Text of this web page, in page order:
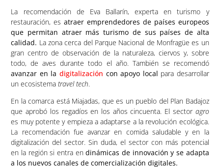
La recomendación de Eva Ballarín, experta en turismo y
restauración, esatraer emprendedores de países europeos
que permitan atraer más turismo de sus países de alta
calidad. La zona cerca del Parque Nacional de Monfragüe es un
gran centro de observación de la naturaleza, ciervos y, sobre
todo, de aves durante todo el año. También se recomendó
avanzar en la digitalización con apoyo local para desarrollar
un ecosistema travel tech.
En la comarca está Miajadas, que es un pueblo del Plan Badajoz
que aprobó los regadíos en los años cincuenta. El sector agro
es muy potente y empieza a adaptarse a la revolución ecológica.
La recomendación fue avanzar en comida saludable y en la
digitalización del sector. Sin duda, el sector con más potencial
en la región si entra endinámicas de innovación y se adapta
a los nuevos canales de comercialización digitales.